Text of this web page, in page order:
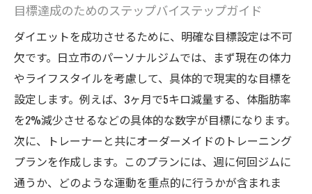
目標達成のためのステップバイステップガイド
ダイエットを成功させるために、明確な目標設定は不可
欠です。日立市のパーソナルジムでは、まず現在の体力
やライフスタイルを考慮して、具体的で現実的な目標を
設定します。例えば、3ヶ月で5キロ減量する、体脂肪率
を2%減少させるなどの具体的な数字が目標になります。
次に、トレーナーと共にオーダーメイドのトレーニング
プランを作成します。このプランには、週に何回ジムに
通うか、どのような運動を重点的に行うかが含まれま